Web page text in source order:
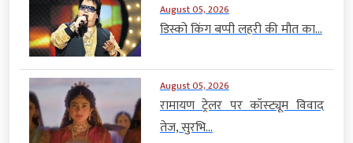
August 05, 2026
डिस्को किंग बप्पी लहरी की मौत का...
August 05, 2026
रामायण ट्रेलर पर कॉस्ट्यूम विवाद
तेज, सुरभि...